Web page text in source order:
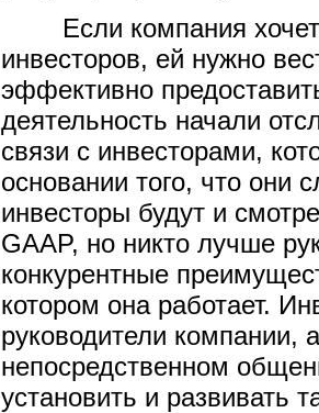
Если компания хочет
инвесторов, ей нужно
эффективно
деятельность начали
связи с инвесторами,
основании того, что они
инвесторы будут и
GAAP, но никто лучше
конкурентные
котором она работает.
руководители компании,
непосредственном
установить и развивать